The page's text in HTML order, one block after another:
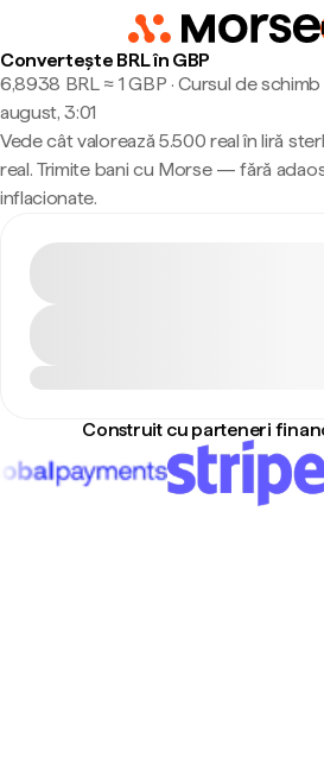
Convertește BRL în GBP
6,8938 BRL ≈ 1 GBP · Cursul de schimb
august, 3:01
Vede cât valorează 5.500 real în liră
real. Trimite bani cu Morse — fără
inflacionate.
Construit cu parteneri